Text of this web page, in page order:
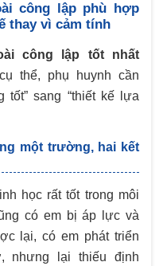
công lập phù hợp
thay vì cảm tính
công lập tốt nhất
thể, phụ huynh cần
tốt” sang “thiết kế lựa
một trường, hai kết
học rất tốt trong môi
có em bị áp lực và
lại, có em phát triển
nhưng lại thiếu định